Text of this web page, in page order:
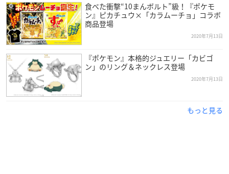
食べた衝撃“10まんボルト”級！『ポケモ
ン』ピカチュウ×「カラムーチョ」コラボ
商品登場
2020年7月13日
『ポケモン』本格的ジュエリー「カビゴ
ン」のリング＆ネックレス登場
2020年7月13日
もっと見る